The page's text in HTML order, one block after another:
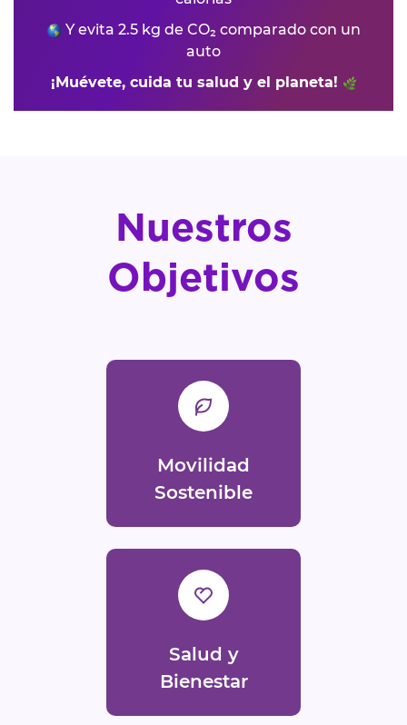
Y evita 2.5 kg de CO₂ comparado con un
auto
¡Muévete, cuida tu salud y el planeta!
Nuestros
Objetivos
Movilidad
Sostenible
Salud y
Bienestar